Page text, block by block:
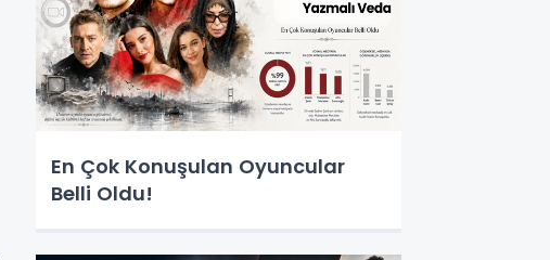
En Çok Konuşulan Oyuncular
Belli Oldu!